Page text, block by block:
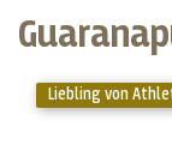
Liebling von